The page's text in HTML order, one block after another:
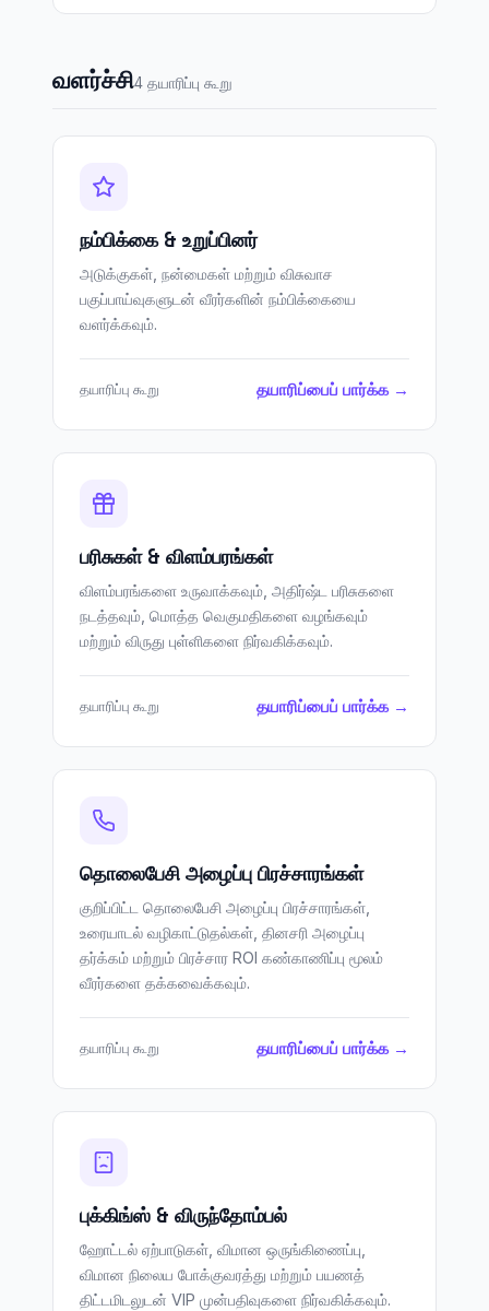
வளர்ச்சி4 தயாரிப்பு கூறு
நம்பிக்கை & உறுப்பினர்
அடுக்குகள், நன்மைகள் மற்றும் விசுவாச
பகுப்பாய்வுகளுடன் வீரர்களின் நம்பிக்கையை
வளர்க்கவும்.
தயாரிப்பு கூறு தயாரிப்பைப் பார்க்க →
பரிசுகள் & விளம்பரங்கள்
விளம்பரங்களை உருவாக்கவும், அதிர்ஷ்ட பரிசுகளை
நடத்தவும், மொத்த வெகுமதிகளை வழங்கவும்
மற்றும் விருது புள்ளிகளை நிர்வகிக்கவும்.
தயாரிப்பு கூறு தயாரிப்பைப் பார்க்க →
தொலைபேசி அழைப்பு பிரச்சாரங்கள்
குறிப்பிட்ட தொலைபேசி அழைப்பு பிரச்சாரங்கள்,
உரையாடல் வழிகாட்டுதல்கள், தினசரி அழைப்பு
தர்க்கம் மற்றும் பிரச்சார ROI கண்காணிப்பு மூலம்
வீரர்களை தக்கவைக்கவும்.
தயாரிப்பு கூறு தயாரிப்பைப் பார்க்க →
புக்கிங்ஸ் & விருந்தோம்பல்
ஹோட்டல் ஏற்பாடுகள், விமான ஒருங்கிணைப்பு,
விமான நிலைய போக்குவரத்து மற்றும் பயணத்
திட்டமிடலுடன் VIP முன்பதிவுகளை நிர்வகிக்கவும்.